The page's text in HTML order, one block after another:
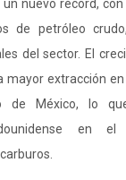
un nuevo récord,
de petróleo
del sector. El
mayor extracción
de México, lo
en